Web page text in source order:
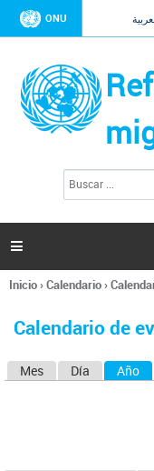
ONU
l
s

Se
usted
Inicio›Calendario›
Calendario de
Mes Día Año